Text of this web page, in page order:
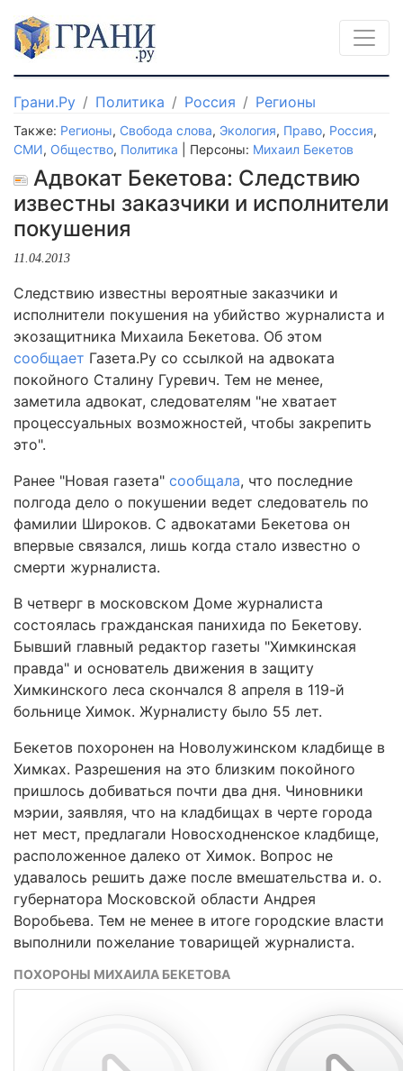
Грани.Ру Политика Россия Регионы
Также: Регионы, Свобода слова, Экология, Право, Россия,
СМИ, Общество, Политика | Персоны: Михаил Бекетов
Адвокат Бекетова: Следствию
известны заказчики и исполнители
покушения
11.04.2013
Следствию известны вероятные заказчики и
исполнители покушения на убийство журналиста и
экозащитника Михаила Бекетова. Об этом
сообщает Газета.Ру со ссылкой на адвоката
покойного Сталину Гуревич. Тем не менее,
заметила адвокат, следователям "не хватает
процессуальных возможностей, чтобы закрепить
это".
Ранее "Новая газета" сообщала, что последние
полгода дело о покушении ведет следователь по
фамилии Широков. С адвокатами Бекетова он
впервые связался, лишь когда стало известно о
смерти журналиста.
В четверг в московском Доме журналиста
состоялась гражданская панихида по Бекетову.
Бывший главный редактор газеты "Химкинская
правда" и основатель движения в защиту
Химкинского леса скончался 8 апреля в 119-й
больнице Химок. Журналисту было 55 лет.
Бекетов похоронен на Новолужинском кладбище в
Химках. Разрешения на это близким покойного
пришлось добиваться почти два дня. Чиновники
мэрии, заявляя, что на кладбищах в черте города
нет мест, предлагали Новосходненское кладбище,
расположенное далеко от Химок. Вопрос не
удавалось решить даже после вмешательства и. о.
губернатора Московской области Андрея
Воробьева. Тем не менее в итоге городские власти
выполнили пожелание товарищей журналиста.
ПОХОРОНЫ МИХАИЛА БЕКЕТОВА